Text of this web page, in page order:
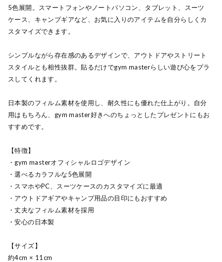
5色展開。スマートフォンやノートパソコン、タブレット、スーツ
ケース、キャンプギアなど、お気に入りのアイテムを自分らしくカ
スタマイズできます。
シンプルながら存在感のあるデザインで、アウトドアやストリート
スタイルとも相性抜群。貼るだけでgym masterらしい遊び心をプラ
スしてくれます。
日本製のフィルム素材を使用し、耐久性にも優れた仕上がり。自分
用はもちろん、gym master好きへのちょっとしたプレゼントにもお
すすめです。
【特徴】
・gym masterオフィシャルロゴデザイン
・選べるカラフルな5色展開
・スマホやPC、スーツケースのカスタマイズに最適
・アウトドアギアやキャンプ用品の目印にもおすすめ
・丈夫なフィルム素材を採用
・安心の日本製
【サイズ】
約4cm × 11cm